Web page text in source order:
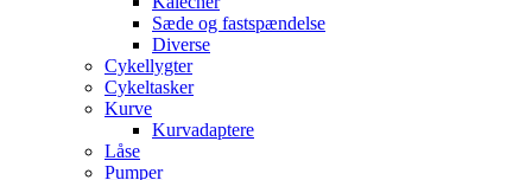
Sæde og fastspændelse
Diverse
Cykellygter
Cykeltasker
Kurve
Kurvadaptere
Låse
Pumper